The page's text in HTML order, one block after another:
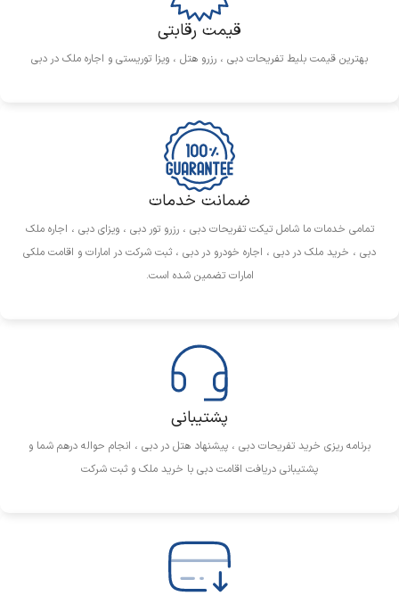
قیمت رقابتی
بهترین قیمت بلیط تفریحات دبی ، رزرو هتل ، ویزا توریستی و اجاره ملک در دبی
ضمانت خدمات
تمامی خدمات ما شامل تیکت تفریحات دبی ، رزرو تور دبی ، ویزای دبی ، اجاره ملک
دبی ، خرید ملک در دبی ، اجاره خودرو در دبی ، ثبت شرکت در امارات و اقامت ملکی
امارات تضمین شده است.
پشتیبانی
برنامه ریزی خرید تفریحات دبی ، پیشنهاد هتل در دبی ، انجام حواله درهم شما و
پشتیبانی دریافت اقامت دبی با خرید ملک و ثبت شرکت